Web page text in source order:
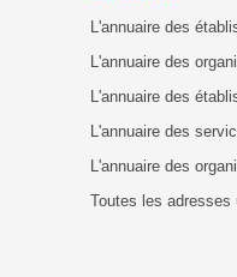
L'annuaire des
L'annuaire des
L'annuaire des
L'annuaire des
L'annuaire des
Toutes les adresses